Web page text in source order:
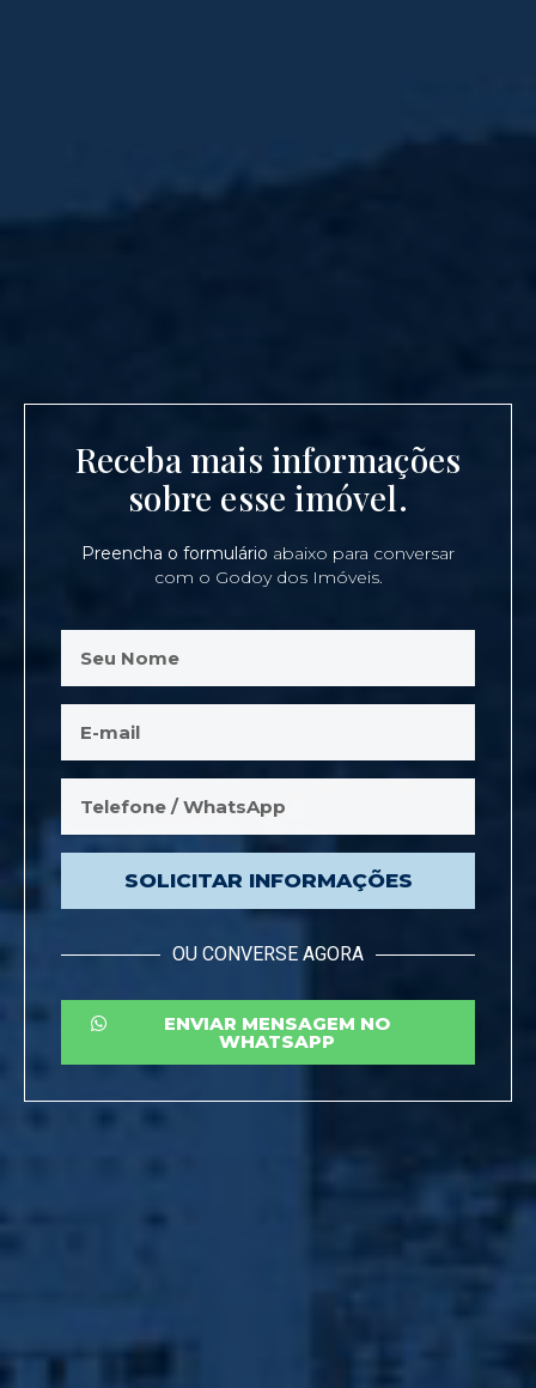
Receba mais informações
sobre esse imóvel.
Preencha o formulário abaixo para conversar
com o Godoy dos Imóveis.
SOLICITAR INFORMAÇÕES
OU CONVERSE AGORA
ENVIAR MENSAGEM NO
WHATSAPP